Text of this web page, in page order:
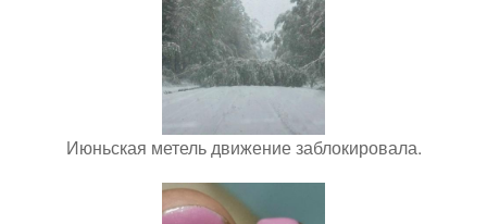
Июньская метель движение заблокировала.